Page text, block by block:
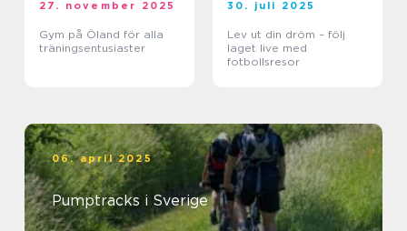
27. november 2025
Gym på Öland för alla
träningsentusiaster
30. juli 2025
Lev ut din dröm – följ
laget live med
fotbollsresor
06. april 2025
Pumptracks i Sverige